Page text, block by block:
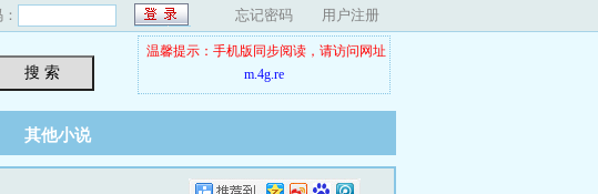
忘记密码 用户注册
搜 索
温馨提示：手机版同步阅读，请访问网址
m.4g.re
其他小说